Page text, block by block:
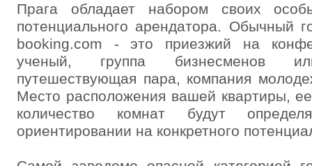
Прага обладает набором своих
потенциального арендатора. Обычный
booking.com - это приезжий на
ученый, группа бизнесменов
путешествующая пара, компания
Место расположения вашей квартиры,
количество комнат будут
ориентировании на конкретного